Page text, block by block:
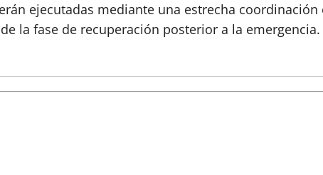
ejecutadas mediante una estrecha
la fase de recuperación posterior a la emergencia.